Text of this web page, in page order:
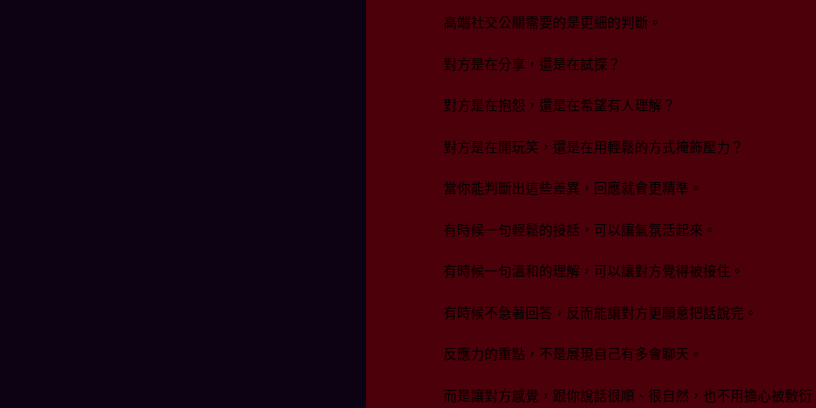
高端社交公關需要的是更細的判斷。
對方是在分享，還是在試探？
對方是在抱怨，還是在希望有人理解？
對方是在開玩笑，還是在用輕鬆的方式掩飾壓力？
當你能判斷出這些差異，回應就會更精準。
有時候一句輕鬆的接話，可以讓氣氛活起來。
有時候一句溫和的理解，可以讓對方覺得被接住。
有時候不急著回答，反而能讓對方更願意把話說完。
反應力的重點，不是展現自己有多會聊天。
而是讓對方感覺，跟你說話很順、很自然，也不用擔心被敷衍